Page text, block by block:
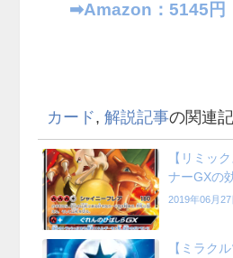
➡︎Amazon：5145円
カード, 解説記事の関連
【リミッ
ナーGXの
2019年06月27
【ミラク